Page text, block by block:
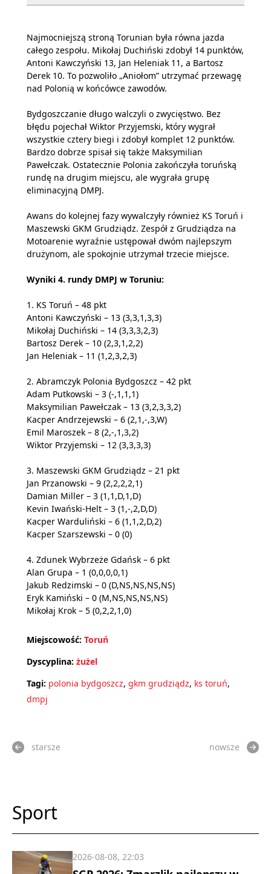
Najmocniejszą stroną Torunian była równa jazda
całego zespołu. Mikołaj Duchiński zdobył 14 punktów,
Antoni Kawczyński 13, Jan Heleniak 11, a Bartosz
Derek 10. To pozwoliło „Aniołom” utrzymać przewagę
nad Polonią w końcówce zawodów.
Bydgoszczanie długo walczyli o zwycięstwo. Bez
błędu pojechał Wiktor Przyjemski, który wygrał
wszystkie cztery biegi i zdobył komplet 12 punktów.
Bardzo dobrze spisał się także Maksymilian
Pawełczak. Ostatecznie Polonia zakończyła toruńską
rundę na drugim miejscu, ale wygrała grupę
eliminacyjną DMPJ.
Awans do kolejnej fazy wywalczyły również KS Toruń i
Maszewski GKM Grudziądz. Zespół z Grudziądza na
Motoarenie wyraźnie ustępował dwóm najlepszym
drużynom, ale spokojnie utrzymał trzecie miejsce.
Wyniki 4. rundy DMPJ w Toruniu:
1. KS Toruń – 48 pkt
Antoni Kawczyński – 13 (3,3,1,3,3)
Mikołaj Duchiński – 14 (3,3,3,2,3)
Bartosz Derek – 10 (2,3,1,2,2)
Jan Heleniak – 11 (1,2,3,2,3)
2. Abramczyk Polonia Bydgoszcz – 42 pkt
Adam Putkowski – 3 (-,1,1,1)
Maksymilian Pawełczak – 13 (3,2,3,3,2)
Kacper Andrzejewski – 6 (2,1,-,3,W)
Emil Maroszek – 8 (2,-,1,3,2)
Wiktor Przyjemski – 12 (3,3,3,3)
3. Maszewski GKM Grudziądz – 21 pkt
Jan Przanowski – 9 (2,2,2,2,1)
Damian Miller – 3 (1,1,D,1,D)
Kevin Iwański-Helt – 3 (1,-,2,D,D)
Kacper Warduliński – 6 (1,1,2,D,2)
Kacper Szarszewski – 0 (0)
4. Zdunek Wybrzeże Gdańsk – 6 pkt
Alan Grupa – 1 (0,0,0,0,1)
Jakub Redzimski – 0 (D,NS,NS,NS,NS)
Eryk Kamiński – 0 (M,NS,NS,NS,NS)
Mikołaj Krok – 5 (0,2,2,1,0)
Miejscowość: Toruń
Dyscyplina: żużel
Tagi: polonia bydgoszcz, gkm grudziądz, ks toruń,
dmpj
starsze nowsze
Sport
2026-08-08, 22:03